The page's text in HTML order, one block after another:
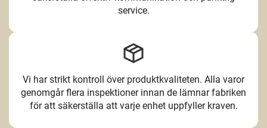
service.
Vi har strikt kontroll över produktkvaliteten. Alla varor
genomgår flera inspektioner innan de lämnar fabriken
för att säkerställa att varje enhet uppfyller kraven.